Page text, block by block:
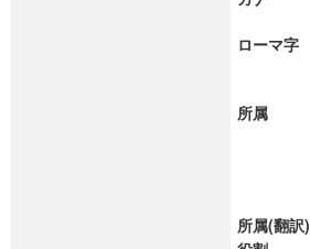
ローマ字
所属
所属(翻訳)